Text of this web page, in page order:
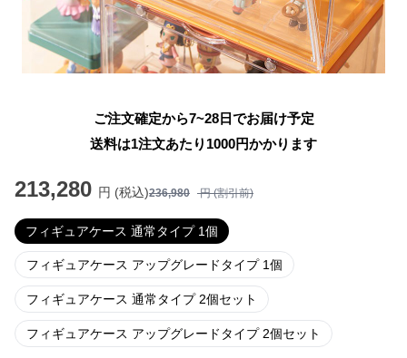
ご注文確定から7~28日でお届け予定
送料は1注文あたり 1000円かかります
213,280 円 (税込)236,980 円 (割引前)
フィギュアケース 通常タイプ 1個
フィギュアケース アップグレードタイプ 1個
フィギュアケース 通常タイプ 2個セット
フィギュアケース アップグレードタイプ 2個セット